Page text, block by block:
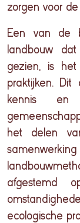
zorgen voor
Een van de
landbouw
gezien, is
praktijken.
kennis
het delen
afgestemd
ecologische